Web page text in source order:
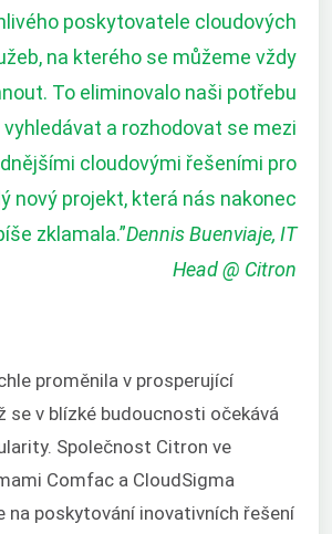
poskytovatele cloudových
na kterého se můžeme vždy
To eliminovalo naši potřebu
vyhledávat a rozhodovat se mezi
cloudovými řešeními pro
nový projekt, která nás nakonec
zklamala.”Dennis Buenviaje, IT
Head @ Citron
proměnila v prosperující
se v blízké budoucnosti očekává
Společnost Citron ve
Comfac a CloudSigma
na poskytování inovativních řešení